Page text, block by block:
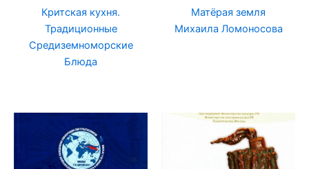
Критская кухня.
Традиционные
Средиземноморские
Блюда
Матёрая земля
Михаила Ломоносова